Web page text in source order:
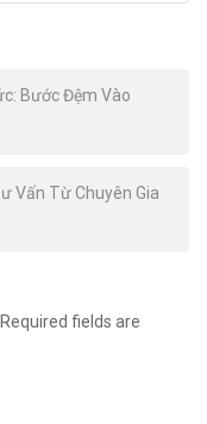
Bước Đệm Vào
Vấn Từ Chuyên Gia
Required fields are